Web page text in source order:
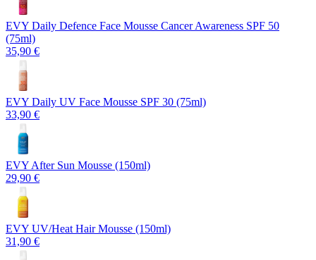
EVY Daily Defence Face Mousse Cancer Awareness SPF 50
(75ml)
35,90 €
EVY Daily UV Face Mousse SPF 30 (75ml)
33,90 €
EVY After Sun Mousse (150ml)
29,90 €
EVY UV/Heat Hair Mousse (150ml)
31,90 €